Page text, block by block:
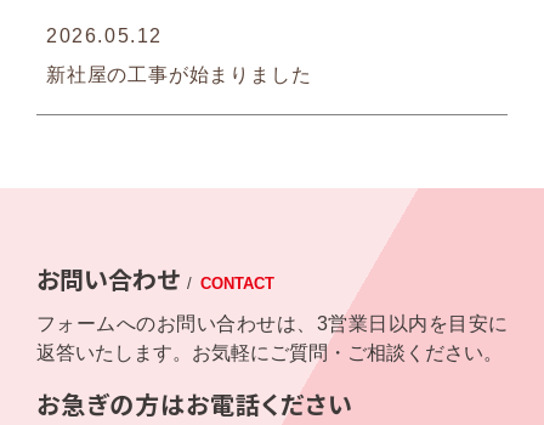
2026.05.12
新社屋の工事が始まりました
お問い合わせ / CONTACT
フォームへのお問い合わせは、3営業日以内を目安に
返答いたします。お気軽にご質問・ご相談ください。
お急ぎの方はお電話ください